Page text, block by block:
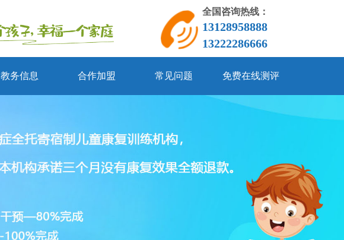
全国咨询热线：
13128958888
13222286666
教务信息 合作加盟 常见问题 免费在线测评